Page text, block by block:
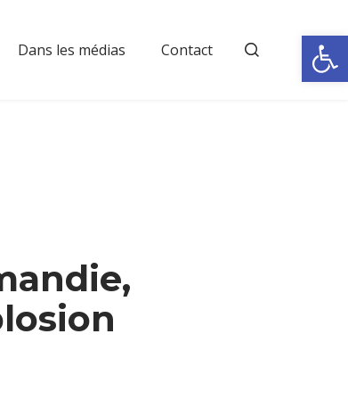
Ouvrir
Dans les médias Contact